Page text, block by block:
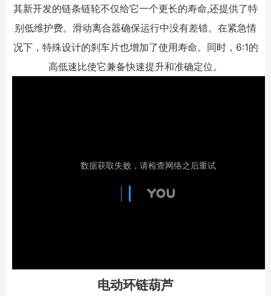
其新开发的链条链轮不仅给它一个更长的寿命,还提供了特
别低维护费。滑动离合器确保运行中没有差错。在紧急情
况下，特殊设计的刹车片也增加了使用寿命。同时，6:1的
高低速比使它兼备快速提升和准确定位。
电动环链葫芦